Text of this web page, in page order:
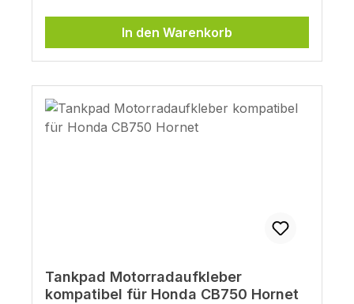
In den Warenkorb
Tankpad Motorradaufkleber
kompatibel für Honda CB750 Hornet